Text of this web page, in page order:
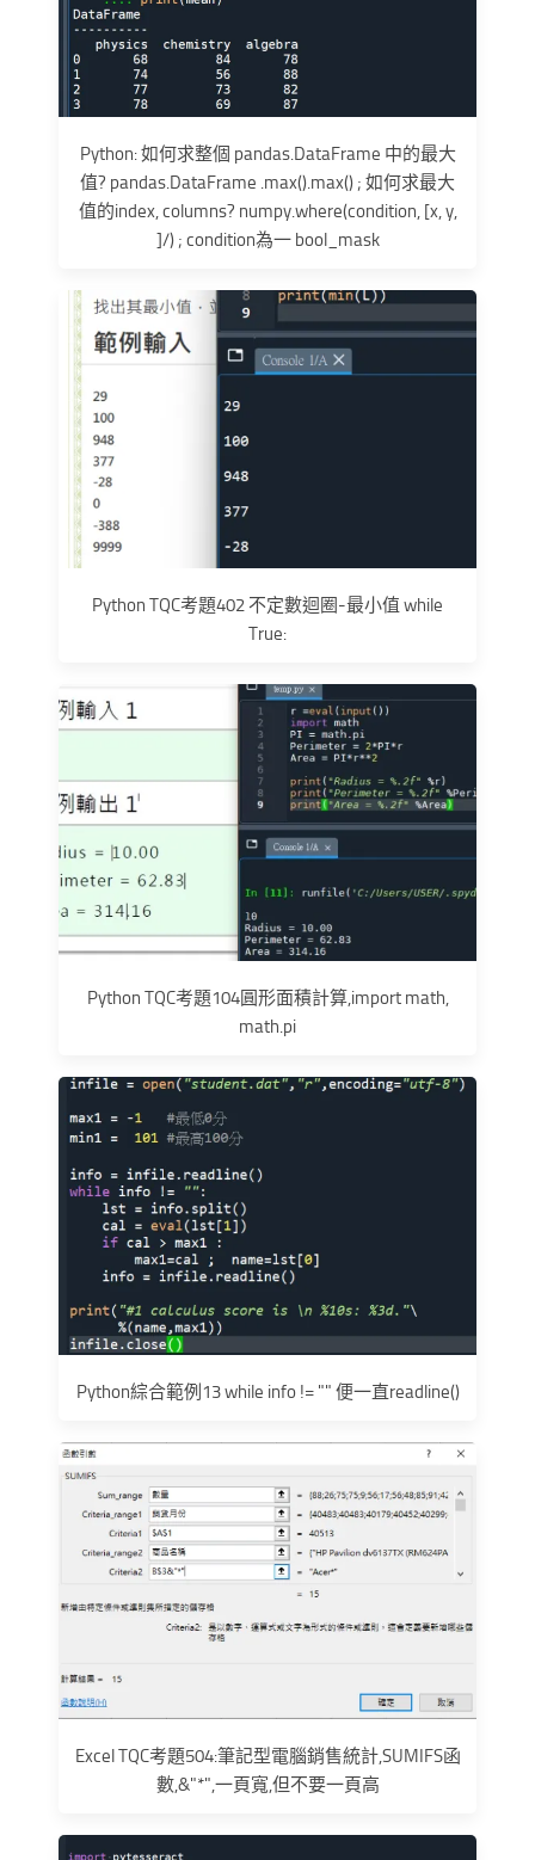
Python: 如何求整個 pandas.DataFrame 中的最大
值? pandas.DataFrame .max().max() ; 如何求最大
值的index, columns? numpy.where(condition, [x, y,
]/) ; condition為一 bool_mask
Python TQC考題402 不定數迴圈-最小值 while
True:
Python TQC考題104圓形面積計算,import math,
math.pi
Python綜合範例13 while info != "" 便一直readline()
Excel TQC考題504:筆記型電腦銷售統計,SUMIFS函
數,&"*",一頁寬,但不要一頁高